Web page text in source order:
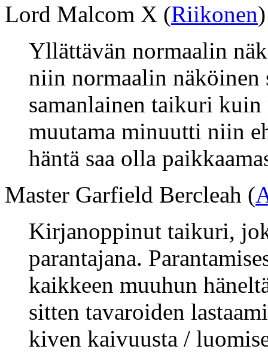
Lord Malcom X (Riikonen)
Yllättävän normaalin
niin normaalin näköinen
samanlainen taikuri
muutama minuutti niin
häntä saa olla
Master Garfield Bercleah (
Kirjanoppinut taikuri,
parantajana.
kaikkeen muuhun
sitten tavaroiden
kiven kaivuusta /